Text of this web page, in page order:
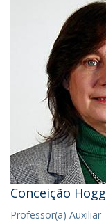
Conceição Hogg
Professor(a) Auxiliar